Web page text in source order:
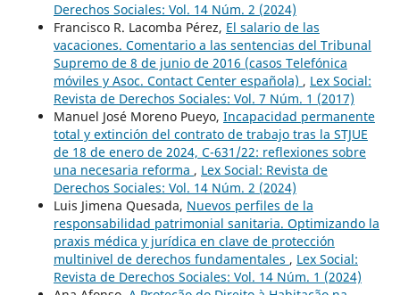
Derechos Sociales: Vol. 14 Núm. 2 (2024)
Francisco R. Lacomba Pérez, El salario de las
vacaciones. Comentario a las sentencias del Tribunal
Supremo de 8 de junio de 2016 (casos Telefónica
móviles y Asoc. Contact Center española) , Lex Social:
Revista de Derechos Sociales: Vol. 7 Núm. 1 (2017)
Manuel José Moreno Pueyo, Incapacidad permanente
total y extinción del contrato de trabajo tras la STJUE
de 18 de enero de 2024, C-631/22: reflexiones sobre
una necesaria reforma , Lex Social: Revista de
Derechos Sociales: Vol. 14 Núm. 2 (2024)
Luis Jimena Quesada, Nuevos perfiles de la
responsabilidad patrimonial sanitaria. Optimizando la
praxis médica y jurídica en clave de protección
multinivel de derechos fundamentales , Lex Social:
Revista de Derechos Sociales: Vol. 14 Núm. 1 (2024)